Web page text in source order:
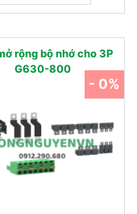
rộng bộ nhớ cho 3P
G630-800
- 0%